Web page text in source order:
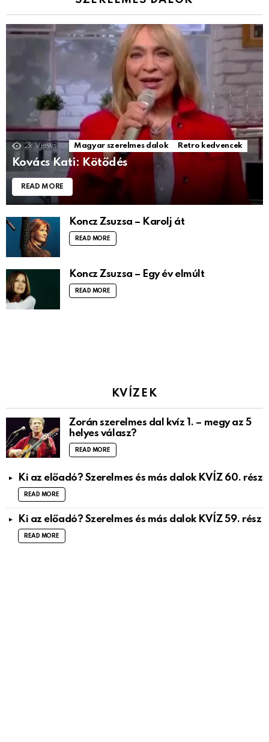
2k Views Magyar szerelmes dalok Retro kedvencek
Kovács Kati: Kötődés
READ MORE
Koncz Zsuzsa – Karolj át
READ MORE
Koncz Zsuzsa – Egy év elmúlt
READ MORE
KVÍZEK
Zorán szerelmes dal kvíz 1. – megy az 5
helyes válasz?
READ MORE
Ki az előadó? Szerelmes és más dalok KVÍZ 60. rész
READ MORE
Ki az előadó? Szerelmes és más dalok KVÍZ 59. rész
READ MORE